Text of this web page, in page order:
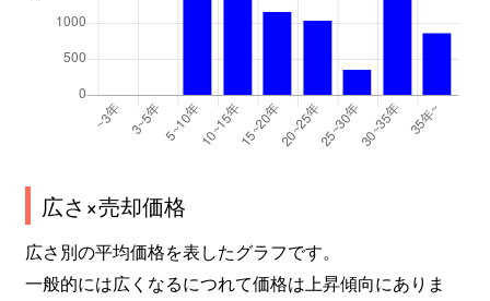
広さ×売却価格
広さ別の平均価格を表したグラフです。
一般的には広くなるにつれて価格は上昇傾向にありま